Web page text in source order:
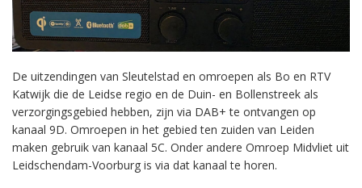
De uitzendingen van Sleutelstad en omroepen als Bo en RTV
Katwijk die de Leidse regio en de Duin- en Bollenstreek als
verzorgingsgebied hebben, zijn via DAB+ te ontvangen op
kanaal 9D. Omroepen in het gebied ten zuiden van Leiden
maken gebruik van kanaal 5C. Onder andere Omroep Midvliet uit
Leidschendam-Voorburg is via dat kanaal te horen.